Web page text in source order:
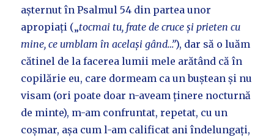
așternut în Psalmul 54 din partea unor
apropiați („tocmai tu, frate de cruce și prieten cu
mine, ce umblam în același gând…”), dar să o luăm
cătinel de la facerea lumii mele arătând că în
copilărie eu, care dormeam ca un buștean și nu
visam (ori poate doar n-aveam ținere nocturnă
de minte), m-am confruntat, repetat, cu un
coșmar, așa cum l-am calificat ani îndelungați,